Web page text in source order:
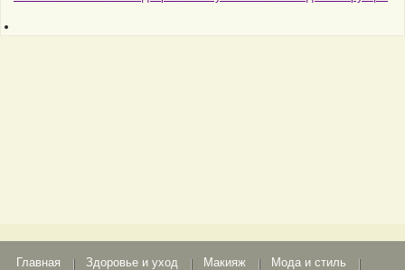
Главная Здоровье и уход Макияж
Мода и стиль